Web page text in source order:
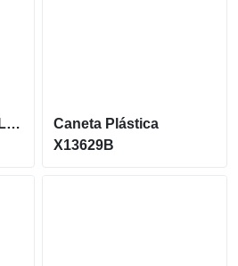
Kit Escolar - Estojo, Lapis C Borracha, Caneta, Borracha 60 E Apontador
Caneta Plástica
X13629B